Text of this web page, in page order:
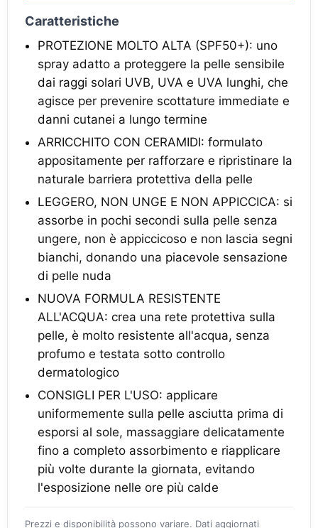
Caratteristiche
PROTEZIONE MOLTO ALTA (SPF50+): uno
spray adatto a proteggere la pelle sensibile
dai raggi solari UVB, UVA e UVA lunghi, che
agisce per prevenire scottature immediate e
danni cutanei a lungo termine
ARRICCHITO CON CERAMIDI: formulato
appositamente per rafforzare e ripristinare la
naturale barriera protettiva della pelle
LEGGERO, NON UNGE E NON APPICCICA: si
assorbe in pochi secondi sulla pelle senza
ungere, non è appiccicoso e non lascia segni
bianchi, donando una piacevole sensazione
di pelle nuda
NUOVA FORMULA RESISTENTE
ALL'ACQUA: crea una rete protettiva sulla
pelle, è molto resistente all'acqua, senza
profumo e testata sotto controllo
dermatologico
CONSIGLI PER L'USO: applicare
uniformemente sulla pelle asciutta prima di
esporsi al sole, massaggiare delicatamente
fino a completo assorbimento e riapplicare
più volte durante la giornata, evitando
l'esposizione nelle ore più calde
Prezzi e disponibilità possono variare. Dati aggiornati